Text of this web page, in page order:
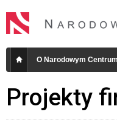
O Narodowym
Projekty